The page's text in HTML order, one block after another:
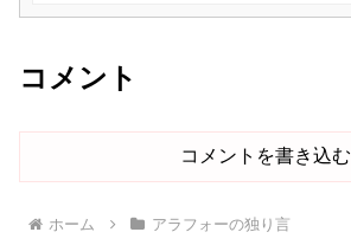
コメント
コメントを書き込む
ホーム アラフォーの独り言